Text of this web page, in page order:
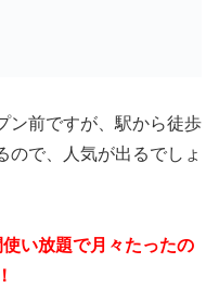
ン前ですが、駅から徒歩
ので、人気が出るでしょ
い放題で月々たったの